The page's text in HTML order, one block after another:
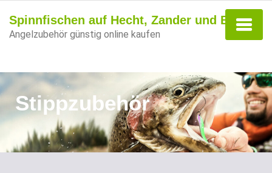
Spinnfischen auf Hecht, Zander und Barsch
Angelzubehör günstig online kaufen
Stippzubehör